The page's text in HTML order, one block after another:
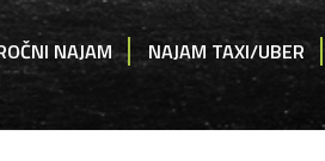
NAJAM NAJAM TAXI/UBER